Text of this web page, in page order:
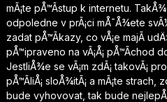
mÃ¡te pÅ™Ã­stup k internetu.
odpoledne v prÃ¡ci mÅ¯Å¾ete
zadat pÅ™Ã­kazy, co vÅ¡e majÃ­
pÅ™ipraveno na vÃ¡Å¡ pÅ™Ã­chod
JestliÅ¾e se vÃ¡m zdÃ¡ takovÃ¡
pÅ™Ã­liÅ¡ sloÅ¾itÃ¡ a mÃ¡te
bude vyhovovat, tak bude